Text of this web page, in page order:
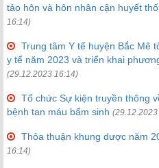
tảo hôn và hôn nhân cận huyết
16:14)
Trung tâm Y tế huyện Bắc Mê
y tế năm 2023 và triển khai
(29.12.2023 16:14)
Tổ chức Sự kiện truyền thông
bệnh tan máu bẩm sinh
Thỏa thuận khung dược năm
16:14)